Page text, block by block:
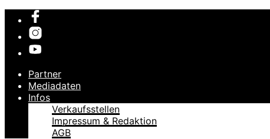
Partner
Mediadaten
Infos
Verkaufsstellen
Impressum & Redaktion
AGB